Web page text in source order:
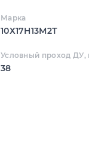
Марка
10Х17Н13М2Т
Условный проход ДУ,
38